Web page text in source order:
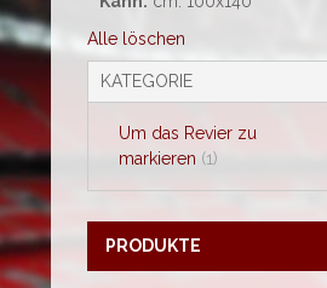
Alle löschen
KATEGORIE
Um das Revier zu
markieren (1)
PRODUKTE